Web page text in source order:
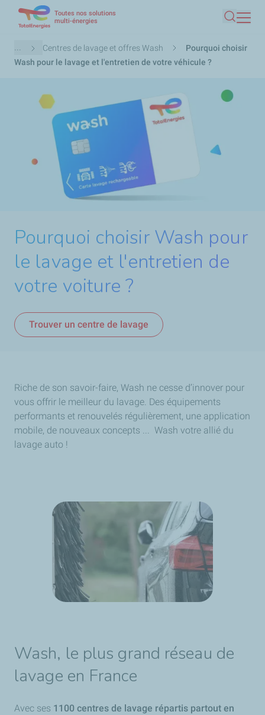
contenu
principal
Toutes nos solutions
multi-énergies
Fil
d'Ariane
... Centres de lavage et offres Wash
Pourquoi choisir
Wash pour le lavage et l'entretien de votre véhicule ?
Pourquoi choisir Wash pour
le lavage et l'entretien de
votre voiture ?
Trouver un centre de lavage
Riche de son savoir-faire, Wash ne cesse d’innover pour
vous offrir le meilleur du lavage. Des équipements
performants et renouvelés régulièrement, une application
mobile, de nouveaux concepts ... Wash votre allié du
lavage auto !
Wash, le plus grand réseau de
lavage en France
Avec ses 1100 centres de lavage répartis partout en